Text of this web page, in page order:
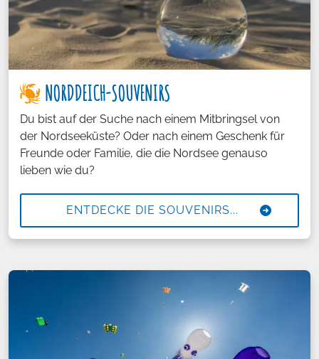
NORDDEICH-SOUVENIRS
Du bist auf der Suche nach einem Mitbringsel von
der Nordseeküste? Oder nach einem Geschenk für
Freunde oder Familie, die die Nordsee genauso
lieben wie du?
ENTDECKE DIE SOUVENIRS...